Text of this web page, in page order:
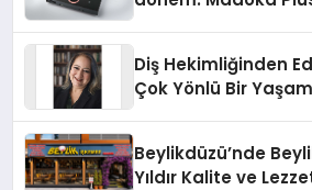
Diş Hekimliğinden
Çok Yönlü Bir
Beylikdüzü’nde
Yıldır Kalite ve